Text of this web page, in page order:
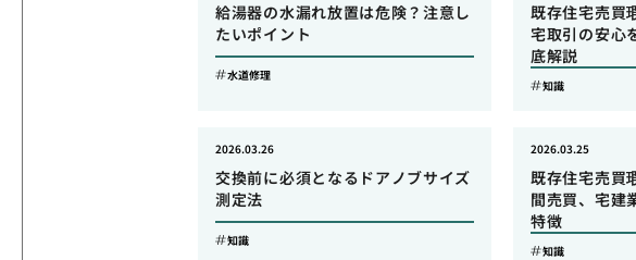
給湯器の水漏れ放置は危険？注意し
たいポイント
水道修理
既存住宅売買
宅取引の安心
底解説
知識
交換前に必須となるドアノブサイズ
測定法
2026.03.26
知識
既存住宅売買
間売買、宅建
特徴
2026.03.25
知識